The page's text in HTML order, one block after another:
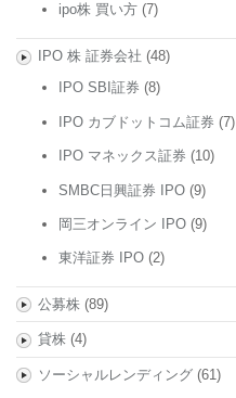
ipo株 買い方 (7)
IPO 株 証券会社 (48)
IPO SBI証券 (8)
IPO カブドットコム証券 (7)
IPO マネックス証券 (10)
SMBC日興証券 IPO (9)
岡三オンライン IPO (9)
東洋証券 IPO (2)
公募株(89)
貸株(4)
ソーシャルレンディング(61)